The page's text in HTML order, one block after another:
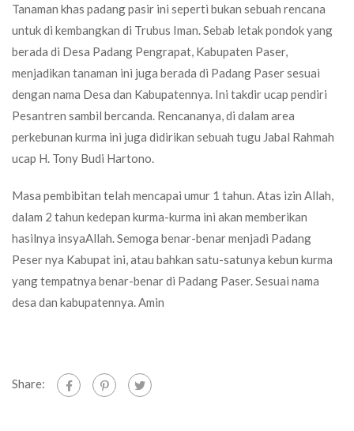
Tanaman khas padang pasir ini seperti bukan sebuah rencana
untuk di kembangkan di Trubus Iman. Sebab letak pondok yang
berada di Desa Padang Pengrapat, Kabupaten Paser,
menjadikan tanaman ini juga berada di Padang Paser sesuai
dengan nama Desa dan Kabupatennya. Ini takdir ucap pendiri
Pesantren sambil bercanda. Rencananya, di dalam area
perkebunan kurma ini juga didirikan sebuah tugu Jabal Rahmah
ucap H. Tony Budi Hartono.
Masa pembibitan telah mencapai umur 1 tahun. Atas izin Allah,
dalam 2 tahun kedepan kurma-kurma ini akan memberikan
hasilnya insyaAllah. Semoga benar-benar menjadi Padang
Peser nya Kabupat ini, atau bahkan satu-satunya kebun kurma
yang tempatnya benar-benar di Padang Paser. Sesuai nama
desa dan kabupatennya. Amin
Share: